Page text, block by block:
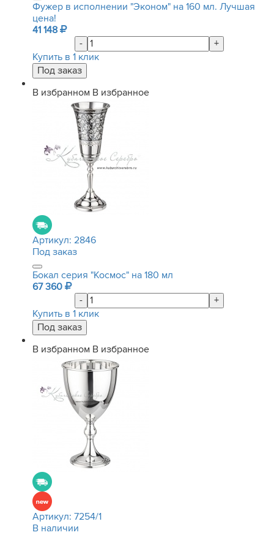
Фужер в исполнении "Эконом" на 160 мл. Лучшая
цена!
41 148
-
+
Купить в 1 клик
В избранном В избранное
Артикул: 2846
Под заказ
Бокал серия "Космос" на 180 мл
67 360
-
+
Купить в 1 клик
В избранном В избранное
Артикул: 7254/1
В наличии